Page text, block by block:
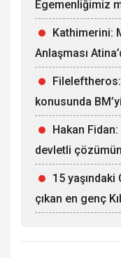
Egemenliğimiz
Kathimerini:
Anlaşması
konusunda
Hakan
devletli
15 yaşındaki
çıkan en genç